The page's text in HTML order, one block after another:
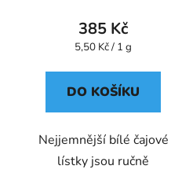
385 Kč
Měrná
5,50 Kč / 1 g
DO KOŠÍKU
Nejjemnější bílé čajové
lístky jsou ručně